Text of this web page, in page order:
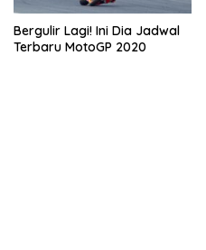
Bergulir Lagi! Ini Dia Jadwal
Terbaru MotoGP 2020